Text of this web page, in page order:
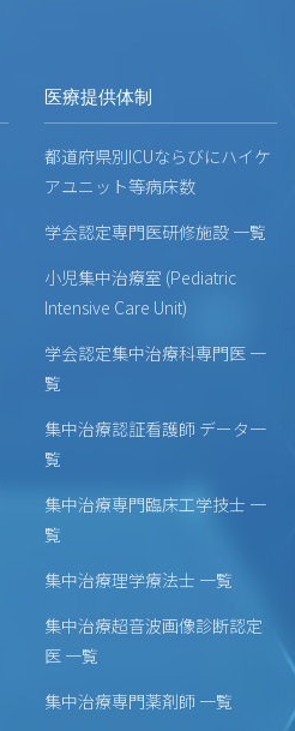
医療提供体制
都道府県別ICUならびにハイケ
アユニット等病床数
学会認定専門医研修施設 一覧
小児集中治療室 (Pediatric
Intensive Care Unit)
学会認定集中治療科専門医 一
覧
集中治療認証看護師 データ一
覧
集中治療専門臨床工学技士 一
覧
集中治療理学療法士 一覧
集中治療超音波画像診断認定
医 一覧
集中治療専門薬剤師 一覧